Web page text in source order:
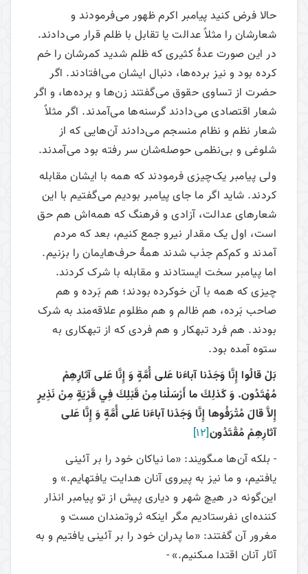
حالا فرض کنید پیامبر اکرم ظهور می‌‌فرمودند و
شعارشان را مثلاً عدالت یا تقابل با ظلم قرار می‌‌دادند.
در این صورت عدۀ کثیری که ظلم شدید کمرشان را خم
کرده بود و نیز برده‌ها، دنبال ایشان می‌‌افتادند. اگر
حضرت از تساوی حقوق می‌‌گفتند زن‌ها و برده‌ها، و اگر
شعار اقتصادی می‌‌دادند گرسنه‌ها می‌‌آمدند. اگر مثلاً
شعار نظم و نظام منسجم می‌‌دادند آن‌هایی که از
شلوغی و بی‌نظمی حوصله‌شان سر رفته بود می‌‌آمدند.
ولی پیامبر یک‌چیزی فرمودند که همه با ایشان مقابله
کردند. شاید اگر ما جای پیامبر بودیم می‌‌گفتیم با این
شعارهای عدالت، آزادی و فرهنگ که همه‌اش هم حق
است، اول یک مقدار نیرو جمع کنیم، بعد که مردم
آمدند و کم‌کم جذب شدند همۀ حرف‌هایمان را بزنیم.
اما پیامبر سخت ایستادند و مقابله با شرک کردند.
چیزی که همه با آن خوکرده بودند؛ هم بَرده و هم
صاحب بَرده، هم ظالم و هم مظلوم علاقه‌مند به شرک
بودند. هم فرد تبهکار و هم فردی که از تبهکاری به
ستوه آمده بود.
بَلْ قالُوا إِنَّا وَجَدْنا آباءَنا عَلى‏ أُمَّةٍ وَ إِنَّا عَلى‏ آثارِهِمْ
مُهْتَدُون. وَ كَذلِكَ ما أَرْسَلْنا مِنْ قَبْلِكَ فِي قَرْيَةٍ مِنْ نَذِيرٍ
إِلاَّ قالَ مُتْرَفُوها إِنَّا وَجَدْنا آباءَنا عَلى‏ أُمَّةٍ وَ إِنَّا عَلى‏
آثارِهِمْ مُقْتَدُون[12]
- بلكه آن‌ها مى‏گويند: «ما نياكان خود را بر آئينى
يافتيم، و ما نيز به پيروى آنان هدايت يافته‏ايم.» و
این‌گونه در هيچ شهر و ديارى پيش از تو پيامبر انذار
کننده‌ای نفرستاديم مگر اينكه ثروتمندان مست و
مغرور آن گفتند: «ما پدران خود را بر آئينى يافتيم و به
آثار آنان اقتدا مى‏كنيم.» -